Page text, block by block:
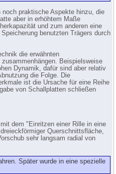
noch praktische Aspekte hinzu, die
aber in erhöhtem Maße
und zum anderen eine
benutzten Trägers durch
die erwähnten
Beispielsweise
Dynamik, dafür sind aber relativ
die Folge. Die
ist die Ursache für eine Reihe
von Schallplatten schließen
dem "Einritzen einer Rille in eine
Querschnittsfläche,
sehr langsam radial von
Später wurde in eine spezielle